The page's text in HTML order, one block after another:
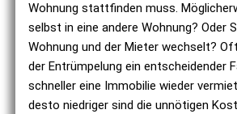
Wohnung stattfinden muss.
selbst in eine andere Wohnung? Oder
Wohnung und der Mieter wechselt?
der Entrümpelung ein entscheidender
schneller eine Immobilie wieder
desto niedriger sind die unnötigen